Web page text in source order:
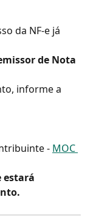
da NF-e já
de Nota
informe a
- MOC
estará